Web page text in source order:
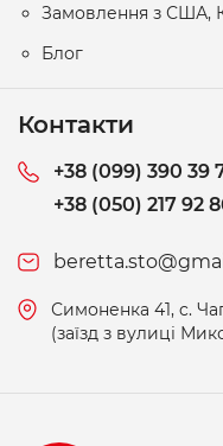
Замовлення з США,
Блог
Контакти
+38 (099) 390 39
+38 (050) 217 92
Симоненка 41, c.
(заїзд з вулиці